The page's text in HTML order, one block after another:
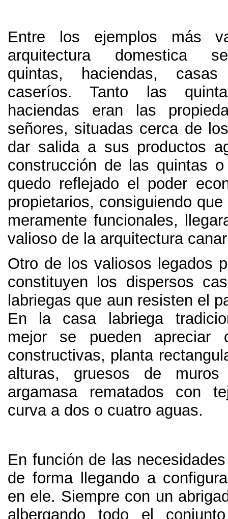
Entre los ejemplos más
arquitectura domestica
quintas, haciendas, casas
caseríos.Tanto las
haciendas eran las
señores, situadas cerca de
dar salida a sus productos
construcción de las quintas
quedo reflejado el poder
propietarios, consiguiendo
meramente funcionales,
valioso de la arquitectura
Otro de los valiosos legados
constituyen los dispersos
labriegas que aun resisten el
En la casa labriega
mejor se pueden apreciar
constructivas, planta
alturas, gruesos de
argamasa rematados con
curva a dos o cuatro aguas.
En función de las
de forma llegando a
en ele. Siempre con un
albergando todo el